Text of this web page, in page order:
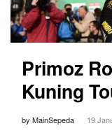
Primoz
Kuning
by MainSepeda 19